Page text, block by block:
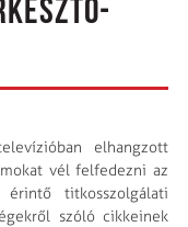
elhangzott
vél felfedezni az
titkosszolgálati
szóló cikkeinek